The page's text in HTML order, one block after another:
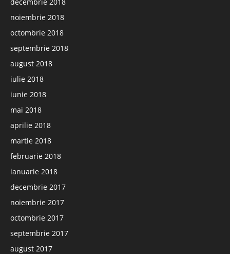
noiembrie 2018
octombrie 2018
septembrie 2018
august 2018
iulie 2018
iunie 2018
mai 2018
aprilie 2018
martie 2018
februarie 2018
ianuarie 2018
decembrie 2017
noiembrie 2017
octombrie 2017
septembrie 2017
august 2017